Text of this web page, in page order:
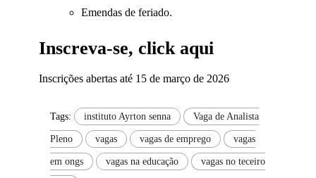
Emendas de feriado.
Inscreva-se, click aqui
Inscrições abertas até 15 de março de 2026
Tags: instituto Ayrton senna Vaga de Analista
Pleno vagas vagas de emprego vagas
em ongs vagas na educação vagas no teceiro